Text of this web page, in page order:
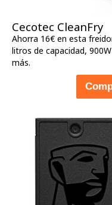
Cecotec CleanFry
Ahorra 16€ en esta
litros de capacidad,
más.